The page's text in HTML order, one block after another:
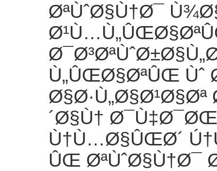
ØªÙˆØ§Ù†Ø¯
Ù„ÛŒØ§ØªÛŒ
Ø§Ø·Ù„Ø§Ø¹Ø§Øª
´Ø§Ù†
Ù†Ù…Ø§ÛŒØ´
ÛŒ ØªÙˆØ§Ù†Ø¯